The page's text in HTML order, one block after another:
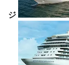
ジ